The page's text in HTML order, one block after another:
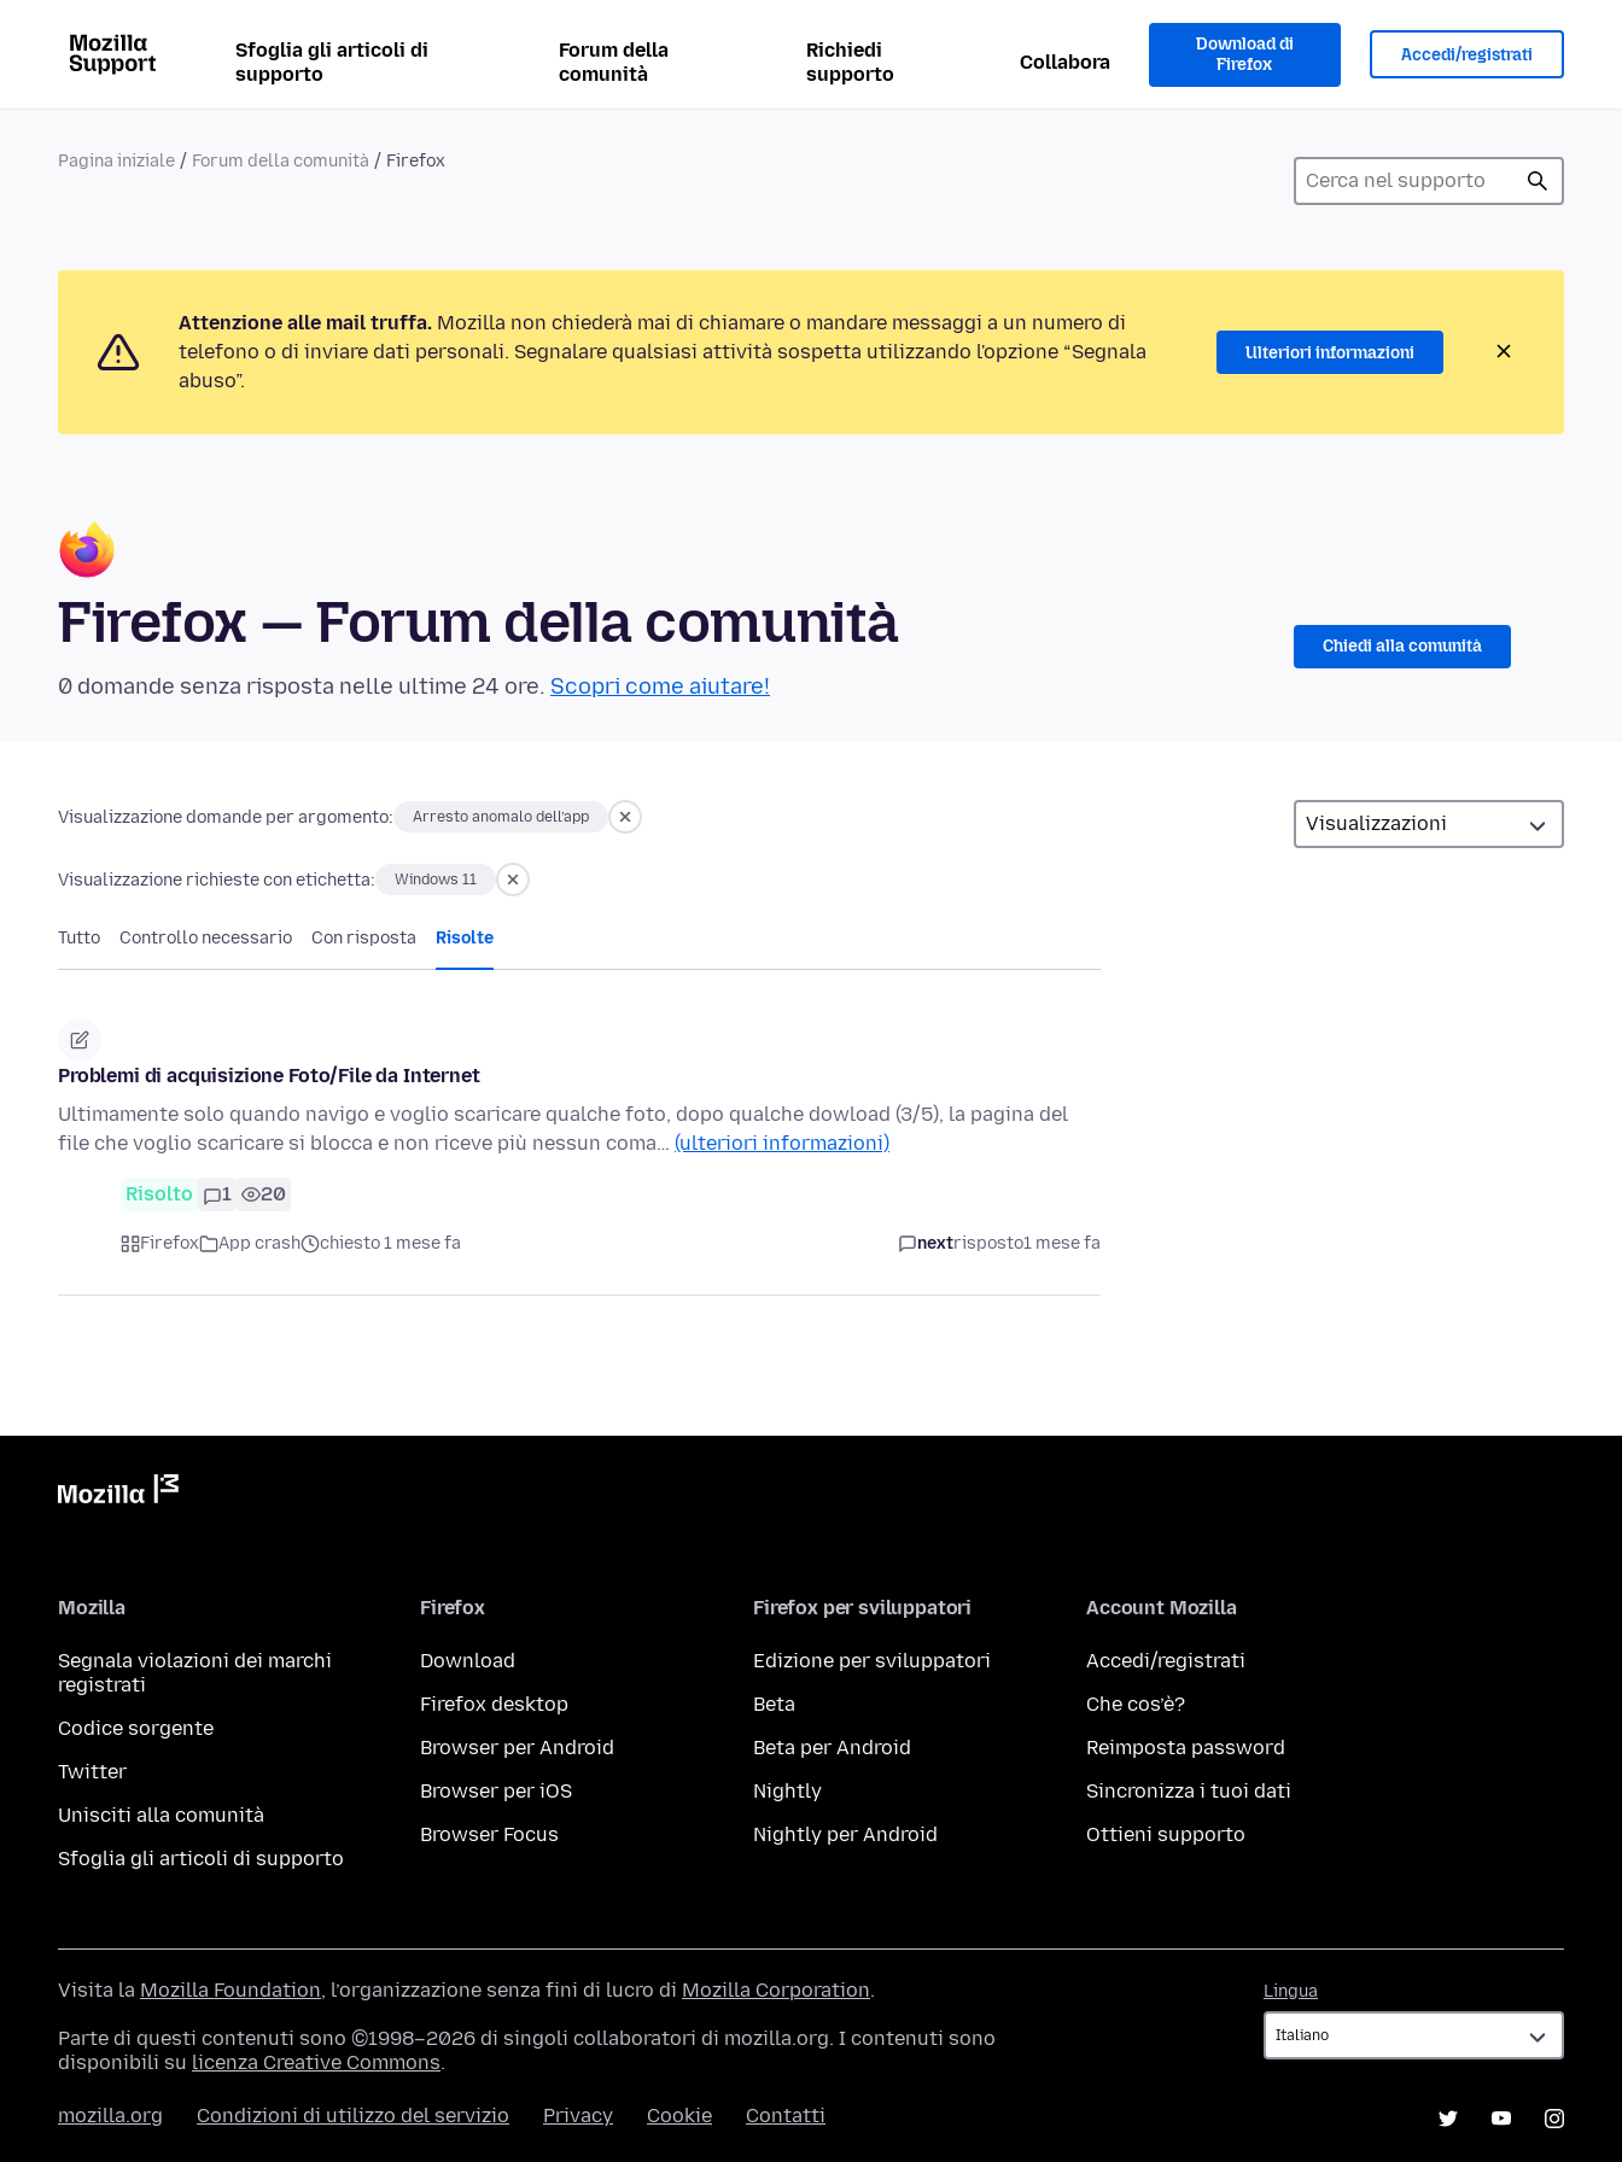
Sfoglia gli articoli di
supporto
Forum della
comunità
Richiedi
supporto
Collabora
Download di
Firefox
Accedi/registrati
Pagina iniziale Forum della comunità Firefox
Attenzione alle mail truffa. Mozilla non chiederà mai di chiamare o mandare messaggi a un numero di
telefono o di inviare dati personali. Segnalare qualsiasi attività sospetta utilizzando l'opzione “Segnala
abuso”.
Ulteriori informazioni
Firefox — Forum della comunità
0 domande senza risposta nelle ultime 24 ore. Scopri come aiutare!
Chiedi alla comunità
Visualizzazione domande per argomento: Arresto anomalo dell’app
Visualizzazione richieste con etichetta: Windows 11
Tutto Controllo necessario Con risposta Risolte
Problemi di acquisizione Foto/File da Internet
Ultimamente solo quando navigo e voglio scaricare qualche foto, dopo qualche dowload (3/5), la pagina del
file che voglio scaricare si blocca e non riceve più nessun coma… (ulteriori informazioni)
Risolto 1 20
Firefox App crash chiesto 1 mese fa nextrisposto1 mese fa
Mozilla
Segnala violazioni dei marchi
registrati
Codice sorgente
Twitter
Unisciti alla comunità
Sfoglia gli articoli di supporto
Firefox
Download
Firefox desktop
Browser per Android
Browser per iOS
Browser Focus
Firefox per sviluppatori
Edizione per sviluppatori
Beta
Beta per Android
Nightly
Nightly per Android
Account Mozilla
Accedi/registrati
Che cos’è?
Reimposta password
Sincronizza i tuoi dati
Ottieni supporto
Lingua
Visita la Mozilla Foundation, l’organizzazione senza fini di lucro di Mozilla Corporation.
Parte di questi contenuti sono ©1998–2026 di singoli collaboratori di mozilla.org. I contenuti sono
disponibili su licenza Creative Commons.
mozilla.org Condizioni di utilizzo del servizio Privacy Cookie Contatti